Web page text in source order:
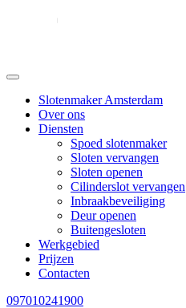
Slotenmaker Amsterdam
Over ons
Diensten
Spoed slotenmaker
Sloten vervangen
Sloten openen
Cilinderslot vervangen
Inbraakbeveiliging
Deur openen
Buitengesloten
Werkgebied
Prijzen
Contacten
097010241900